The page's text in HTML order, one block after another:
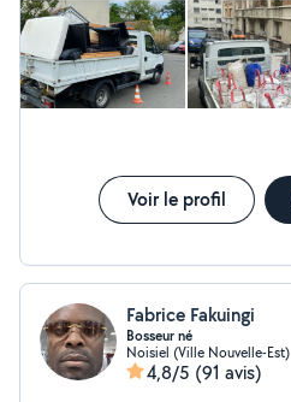
Voir le profil
Fabrice Fakuingi
Bosseur né
Noisiel (Ville Nouvelle-Est)
4,8/5 (91 avis)